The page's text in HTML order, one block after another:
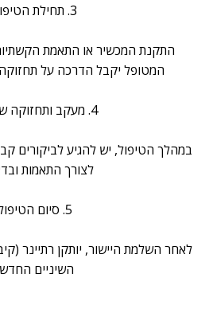
3. תחילת הטיפול
התקנת המכשיר או התאמת
המטופל יקבל הדרכה על תחזוקה
4. מעקב ותחזוקה שוטפת
לצורך התאמות
5. סיום הטיפול
לאחר השלמת היישור, יותקן רתיינר
השיניים